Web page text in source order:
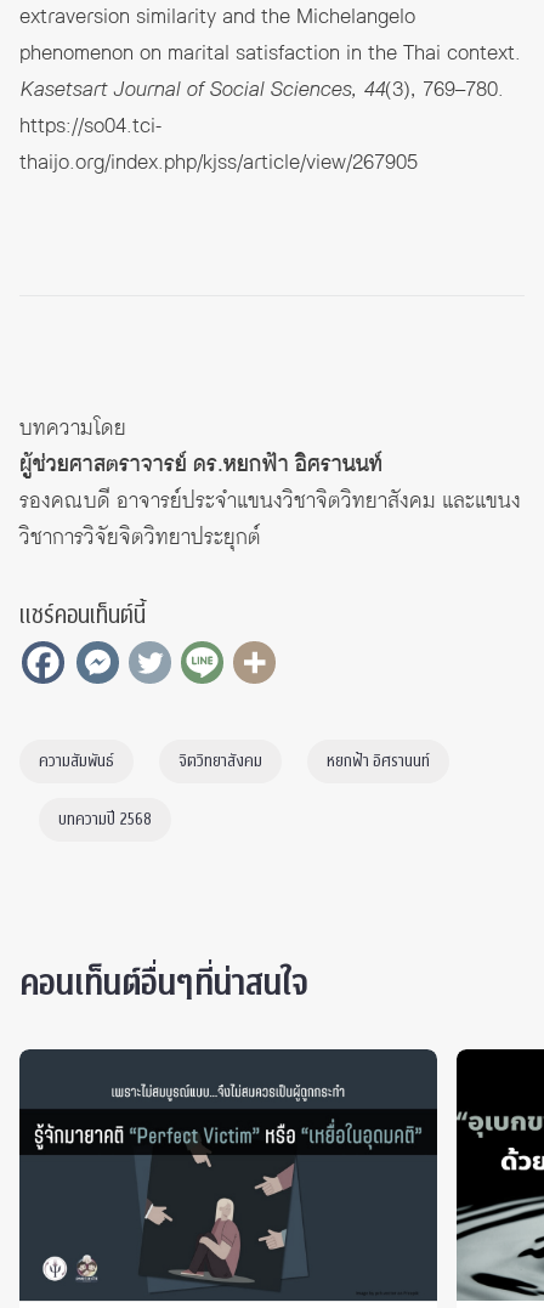
extraversion similarity and the Michelangelo
phenomenon on marital satisfaction in the Thai context.
Kasetsart Journal of Social Sciences, 44(3), 769–780.
https://so04.tci-
thaijo.org/index.php/kjss/article/view/267905
บทความโดย
ผู้ช่วยศาสตราจารย์ ดร.หยกฟ้า อิศรานนท์
รองคณบดี อาจารย์ประจำแขนงวิชาจิตวิทยาสังคม และแขนง
วิชาการวิจัยจิตวิทยาประยุกต์
แชร์คอนเท็นต์นี้
ความสัมพันธ์ จิตวิทยาสังคม หยกฟ้า อิศรานนท์
บทความปี 2568
คอนเท็นต์อื่นๆที่น่าสนใจ